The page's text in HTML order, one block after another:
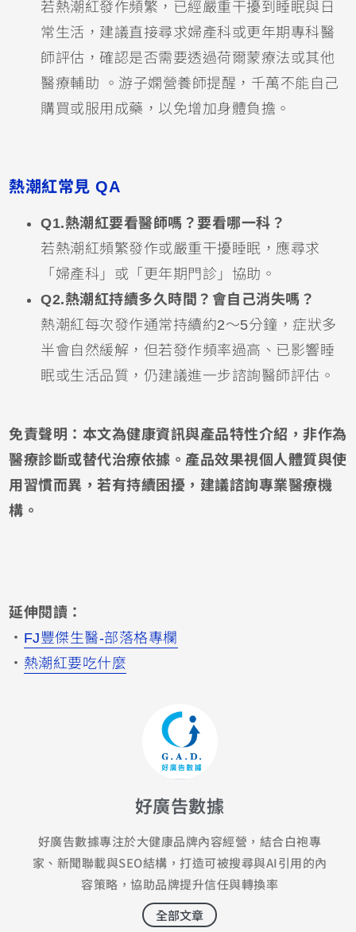
若熱潮紅發作頻繁，已經嚴重干擾到睡眠與日
常生活，建議直接尋求婦產科或更年期專科醫
師評估，確認是否需要透過荷爾蒙療法或其他
醫療輔助 。游子嫻營養師提醒，千萬不能自己
購買或服用成藥，以免增加身體負擔。
熱潮紅常見 QA
Q1.熱潮紅要看醫師嗎？要看哪一科？
若熱潮紅頻繁發作或嚴重干擾睡眠，應尋求
「婦產科」或「更年期門診」協助。
Q2.熱潮紅持續多久時間？會自己消失嗎？
熱潮紅每次發作通常持續約2～5分鐘，症狀多
半會自然緩解，但若發作頻率過高、已影響睡
眠或生活品質，仍建議進一步諮詢醫師評估。
免責聲明：本文為健康資訊與產品特性介紹，非作為
醫療診斷或替代治療依據。產品效果視個人體質與使
用習慣而異，若有持續困擾，建議諮詢專業醫療機
構。
延伸閱讀：
． FJ豐傑生醫-部落格專欄
． 熱潮紅要吃什麼
好廣告數據
好廣告數據專注於大健康品牌內容經營，結合白袍專
家、新聞聯載與SEO結構，打造可被搜尋與AI引用的內
容策略，協助品牌提升信任與轉換率
全部文章